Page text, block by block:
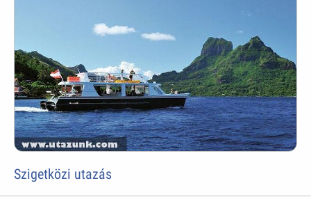
Szigetközi utazás